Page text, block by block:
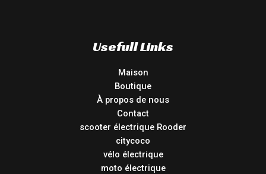
Usefull Links
Maison
Boutique
À propos de nous
Contact
scooter électrique Rooder
citycoco
vélo électrique
moto électrique